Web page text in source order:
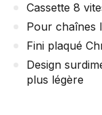
Cassette 8
Pour chaînes
Fini plaqué
Design
plus légère